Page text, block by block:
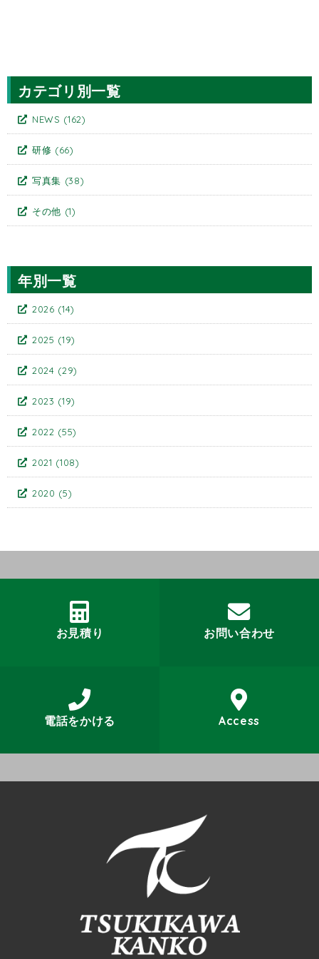
カテゴリ別一覧
NEWS (162)
研修 (66)
写真集 (38)
その他 (1)
年別一覧
2026 (14)
2025 (19)
2024 (29)
2023 (19)
2022 (55)
2021 (108)
2020 (5)
お見積り お問い合わせ
電話をかける Access